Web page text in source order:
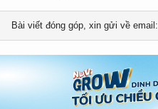
Bài viết đóng góp, xin gửi về email: